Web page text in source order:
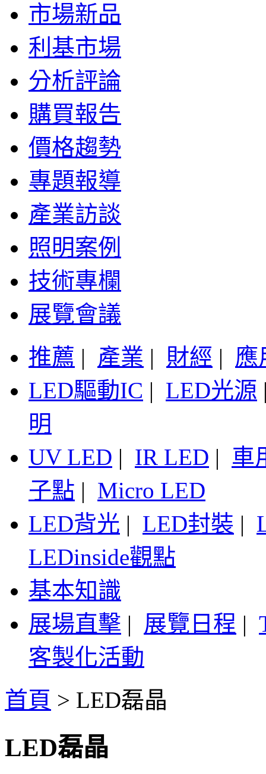
市場新品
利基市場
分析評論
購買報告
價格趨勢
專題報導
產業訪談
照明案例
技術專欄
展覽會議
推薦 | 產業 | 財經 | 應
LED驅動IC | LED光源
明
UV LED | IR LED | 車
子點 | Micro LED
LED背光 | LED封裝 |
LEDinside觀點
基本知識
展場直擊 | 展覽日程 |
客製化活動
首頁 > LED磊晶
LED磊晶